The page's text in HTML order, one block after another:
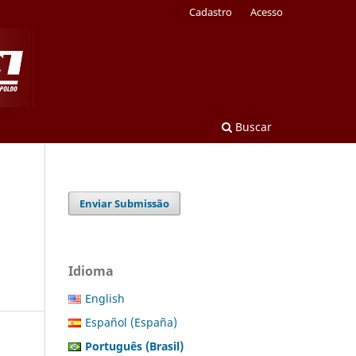
Buscar
Cadastro Acesso
Enviar Submissão
Idioma
English
Español (España)
Português (Brasil)